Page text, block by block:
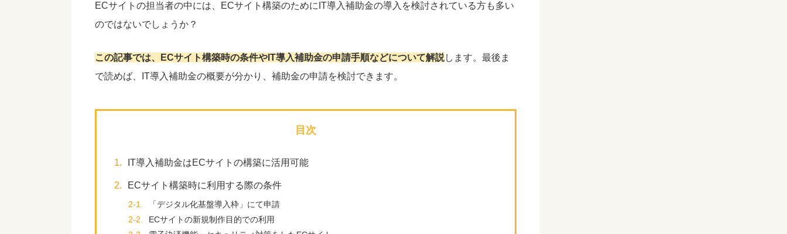
ECサイトの担当者の中には、ECサイト構築のためにIT導入補助金の導入を検討されている方も多い
のではないでしょうか？
この記事では、ECサイト構築時の条件やIT導入補助金の申請手順などについて解説します。最後ま
で読めば、IT導入補助金の概要が分かり、補助金の申請を検討できます。
目次
1. IT導入補助金はECサイトの構築に活用可能
2. ECサイト構築時に利用する際の条件
2-1.
「デジタル化基盤導入枠」にて申請
2-2.
ECサイトの新規制作目的での利用